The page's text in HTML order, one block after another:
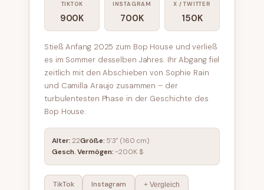
TIKTOK
900K
INSTAGRAM
700K
X / TWITTER
150K
Stieß Anfang 2025 zum Bop House und verließ
es im Sommer desselben Jahres. Ihr Abgang fiel
zeitlich mit den Abschieben von Sophie Rain
und Camilla Araujo zusammen – der
turbulentesten Phase in der Geschichte des
Bop House.
Alter:22Größe: 5'3" (160 cm)
Gesch. Vermögen:~200K $
TikTok Instagram + Vergleich